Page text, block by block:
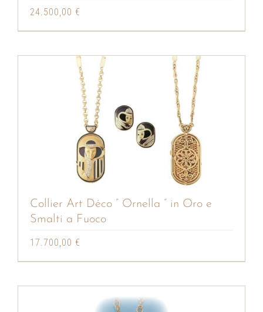
24.500,00 €
Collier Art Déco ” Ornella ” in Oro e
Smalti a Fuoco
17.700,00 €